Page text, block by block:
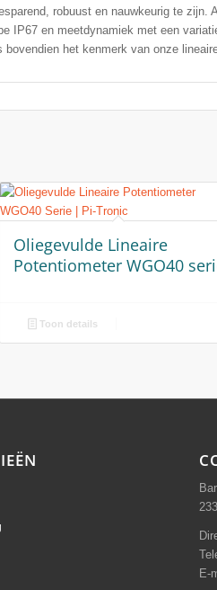
robuust en nauwkeurig te zijn.
IP67 en meetdynamiek met een
het kenmerk van onze
Oliegevulde Lineaire
Potentiometer WGO40
Toon details
E-